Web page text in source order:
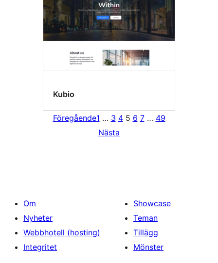
Kubio
Föregående1 … 3 4 5 6 7 … 49
Nästa
Om
Nyheter
Webbhotell (hosting)
Integritet
Showcase
Teman
Tillägg
Mönster